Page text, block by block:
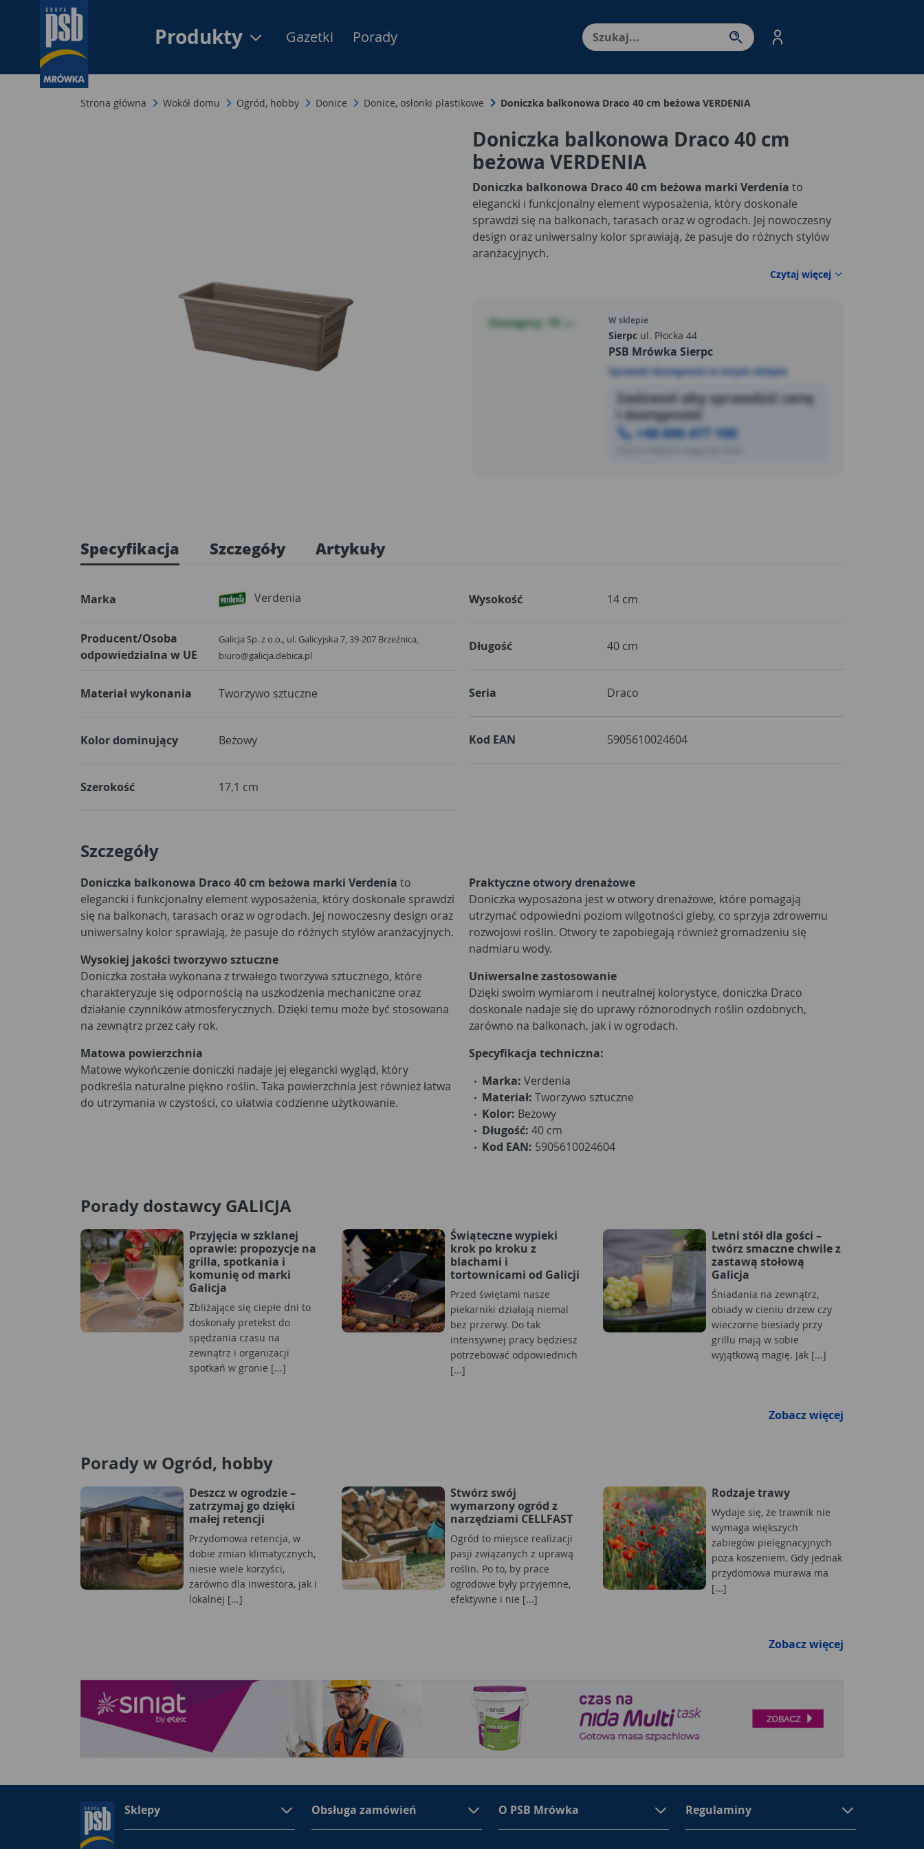
Produkty Menu Produktów, nawigacja: Enter - przejdź do strony produktów. Spacja – otwórz/
Gazetki Porady
Strona główna Wokół domu Ogród, hobby Donice Donice, osłonki plastikowe Doniczka balkonowa Draco 40 cm beżowa VERDENIA
Doniczka balkonowa Draco 40 cm
beżowa VERDENIA
Doniczka balkonowa Draco 40 cm beżowa marki Verdenia to
elegancki i funkcjonalny element wyposażenia, który doskonale
sprawdzi się na balkonach, tarasach oraz w ogrodach. Jej nowoczesny
design oraz uniwersalny kolor sprawiają, że pasuje do różnych stylów
aranżacyjnych.
Czytaj więcej
Dostępny: 19 W sklepie
Sierpc ul. Płocka 44
PSB Mrówka Sierpc
Sprawdź dostępność w innym sklepie
Zadzwoń aby sprawdzić cenę
i dostępność
+48 696 477 100
Specyfikacja Szczegóły Artykuły
Marka Verdenia
Producent/Osoba
odpowiedzialna w UE
Galicja Sp. z o.o., ul. Galicyjska 7, 39-207 Brzeźnica,
biuro@galicja.debica.pl
Materiał wykonania Tworzywo sztuczne
Kolor dominujący Beżowy
Szerokość 17,1 cm
Wysokość 14 cm
Długość 40 cm
Seria Draco
Kod EAN 5905610024604
Szczegóły
Doniczka balkonowa Draco 40 cm beżowa marki Verdenia to
elegancki i funkcjonalny element wyposażenia, który doskonale sprawdzi
się na balkonach, tarasach oraz w ogrodach. Jej nowoczesny design oraz
uniwersalny kolor sprawiają, że pasuje do różnych stylów aranżacyjnych.
Wysokiej jakości tworzywo sztuczne
Doniczka została wykonana z trwałego tworzywa sztucznego, które
charakteryzuje się odpornością na uszkodzenia mechaniczne oraz
działanie czynników atmosferycznych. Dzięki temu może być stosowana
na zewnątrz przez cały rok.
Matowa powierzchnia
Matowe wykończenie doniczki nadaje jej elegancki wygląd, który
podkreśla naturalne piękno roślin. Taka powierzchnia jest również łatwa
do utrzymania w czystości, co ułatwia codzienne użytkowanie.
Praktyczne otwory drenażowe
Doniczka wyposażona jest w otwory drenażowe, które pomagają
utrzymać odpowiedni poziom wilgotności gleby, co sprzyja zdrowemu
rozwojowi roślin. Otwory te zapobiegają również gromadzeniu się
nadmiaru wody.
Uniwersalne zastosowanie
Dzięki swoim wymiarom i neutralnej kolorystyce, doniczka Draco
doskonale nadaje się do uprawy różnorodnych roślin ozdobnych,
zarówno na balkonach, jak i w ogrodach.
Specyfikacja techniczna:
Marka: Verdenia
Materiał: Tworzywo sztuczne
Kolor: Beżowy
Długość: 40 cm
Kod EAN: 5905610024604
Porady dostawcy GALICJA
Przyjęcia w szklanej
oprawie: propozycje na
grilla, spotkania i
komunię od marki
Galicja
Zbliżające się ciepłe dni to
doskonały pretekst do
spędzania czasu na
zewnątrz i organizacji
spotkań w gronie [...]
Świąteczne wypieki
krok po kroku z
blachami i
tortownicami od Galicji
Przed świętami nasze
piekarniki działają niemal
bez przerwy. Do tak
intensywnej pracy będziesz
potrzebować odpowiednich
[...]
Letni stół dla gości –
twórz smaczne chwile z
zastawą stołową
Galicja
Śniadania na zewnątrz,
obiady w cieniu drzew czy
wieczorne biesiady przy
grillu mają w sobie
wyjątkową magię. Jak [...]
Zobacz więcej
Porady w Ogród, hobby
Deszcz w ogrodzie –
zatrzymaj go dzięki
małej retencji
Przydomowa retencja, w
dobie zmian klimatycznych,
niesie wiele korzyści,
zarówno dla inwestora, jak i
lokalnej [...]
Stwórz swój
wymarzony ogród z
narzędziami CELLFAST
Ogród to miejsce realizacji
pasji związanych z uprawą
roślin. Po to, by prace
ogrodowe były przyjemne,
efektywne i nie [...]
Rodzaje trawy
Wydaje się, że trawnik nie
wymaga większych
zabiegów pielęgnacyjnych
poza koszeniem. Gdy jednak
przydomowa murawa ma
[...]
Zobacz więcej
Sklepy Obsługa zamówień O PSB Mrówka Regulaminy